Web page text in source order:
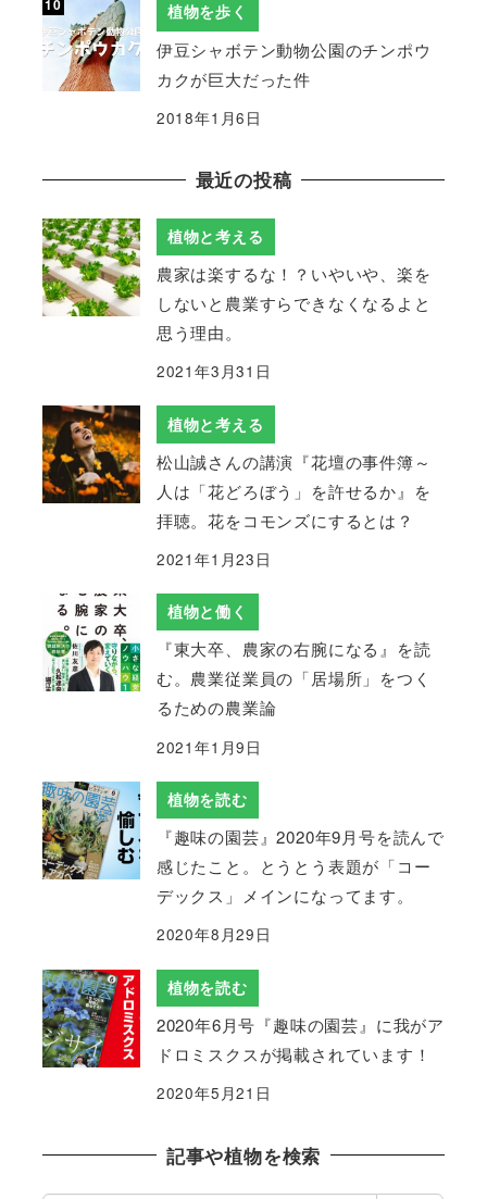
植物を歩く
伊豆シャボテン動物公園のチンポウ
カクが巨大だった件
2018年1月6日
最近の投稿
植物と考える
農家は楽するな！？いやいや、楽を
しないと農業すらできなくなるよと
思う理由。
2021年3月31日
植物と考える
松山誠さんの講演『花壇の事件簿～
人は「花どろぼう」を許せるか』を
拝聴。花をコモンズにするとは？
2021年1月23日
植物と働く
『東大卒、農家の右腕になる』を読
む。農業従業員の「居場所」をつく
るための農業論
2021年1月9日
植物を読む
『趣味の園芸』2020年9月号を読んで
感じたこと。とうとう表題が「コー
デックス」メインになってます。
2020年8月29日
植物を読む
2020年6月号『趣味の園芸』に我がア
ドロミスクスが掲載されています！
2020年5月21日
記事や植物を検索